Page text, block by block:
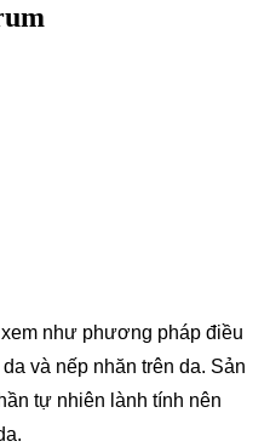
như phương pháp điều
và nếp nhăn trên da. Sản
tự nhiên lành tính nên